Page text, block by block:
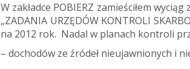
W zakładce POBIERZ zamieściłem
„ZADANIA URZĘDÓW KONTROLI
na 2012 rok. Nadal w planach kontroli
– dochodów ze źródeł nieujawnionych i